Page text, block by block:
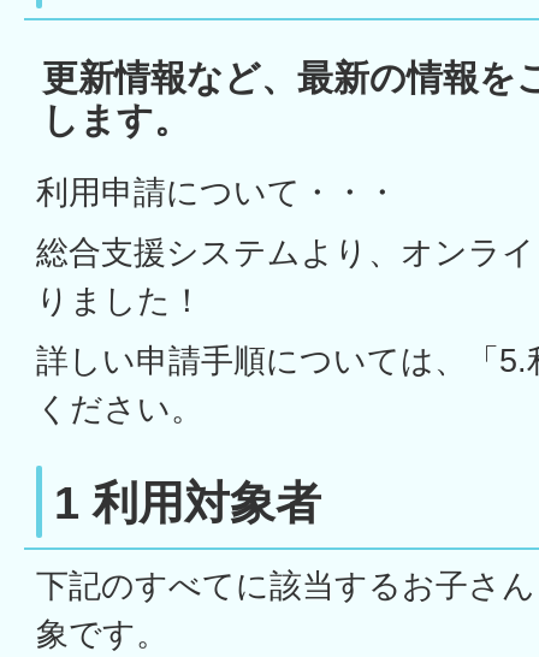
更新情報など、最新の情報を
します。
利用申請について・・・
総合支援システムより、オンラ
りました！
詳しい申請手順については、「5.
ください。
1 利用対象者
下記のすべてに該当するお子さ
象です。